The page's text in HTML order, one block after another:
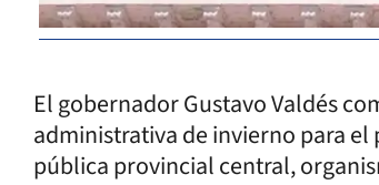
El gobernador Gustavo Valdés
administrativa de invierno para
pública provincial central,